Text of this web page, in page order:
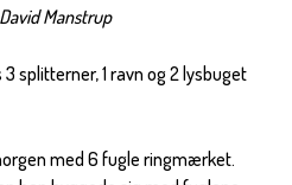
Manstrup
splitterner, 1 ravn og 2 lysbuget
med 6 fugle ringmærket.